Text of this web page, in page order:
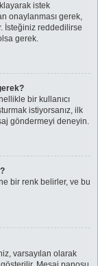
istek
onaylanması gerek,
İsteğiniz reddedilirse
gerek.
bir kullanıcı
istiyorsanız, ilk
göndermeyi deneyin.
bir renk belirler, ve bu
varsayılan olarak